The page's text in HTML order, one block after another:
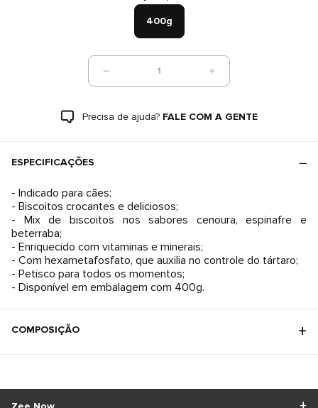
400g
1
Precisa de ajuda? FALE COM A GENTE
ESPECIFICAÇÕES
- Indicado para cães;
- Biscoitos crocantes e deliciosos;
- Mix de biscoitos nos sabores cenoura, espinafre e
beterraba;
- Enriquecido com vitaminas e minerais;
- Com hexametafosfato, que auxilia no controle do tártaro;
- Petisco para todos os momentos;
COMPOSIÇÃO